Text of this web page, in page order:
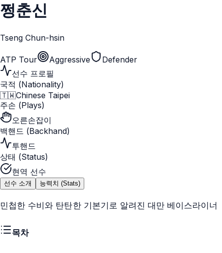
쩡춘신
Tseng Chun-hsin
ATP Tour Aggressive
Defender
선수 프로필
국적 (Nationality)
🇹🇼Chinese Taipei
주손 (Plays)
오른손잡이
백핸드 (Backhand)
투핸드
상태 (Status)
현역 선수
선수 소개 능력치 (Stats)
민첩한 수비와 탄탄한 기본기로 알려진 대만 베이스라이너
목차